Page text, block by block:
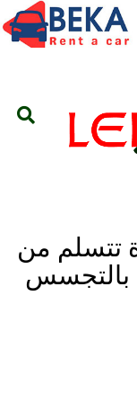
تتسلم من
بالتجسس